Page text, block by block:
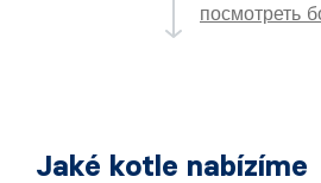
посмотреть
Jaké kotle nabízíme